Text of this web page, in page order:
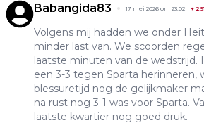
Babangida83 17 mei 2026 om 23:02 +
Volgens mij hadden we onder
minder last van. We scoorden
laatste minuten van de wedstrijd.
een 3-3 tegen Sparta herinneren,
blessuretijd nog de gelijkmaker
na rust nog 3-1 was voor Sparta.
laatste kwartier nog goed druk.